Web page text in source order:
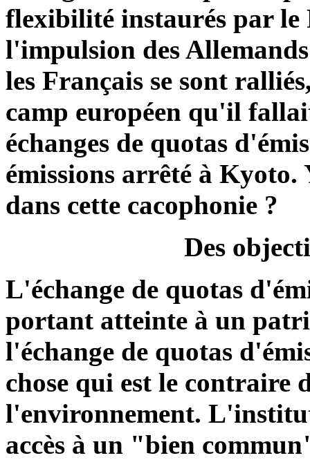
flexibilité instaurés par le
l'impulsion des
les Français se sont
camp européen qu'il
échanges de quotas
émissions arrêté à
dans cette cacophonie ?
Des
L'échange de quotas
portant atteinte à un
l'échange de quotas
chose qui est le contraire
l'environnement.
accès à un "bien